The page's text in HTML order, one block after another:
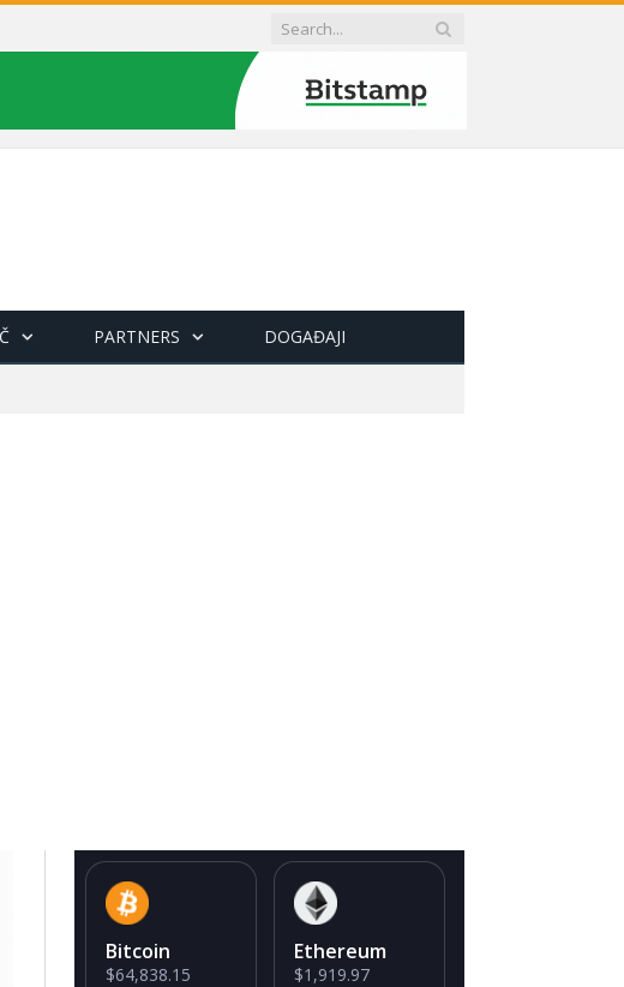
PARTNERS DOGAĐAJI
Bitcoin
$64,838.15
Ethereum
$1,919.97